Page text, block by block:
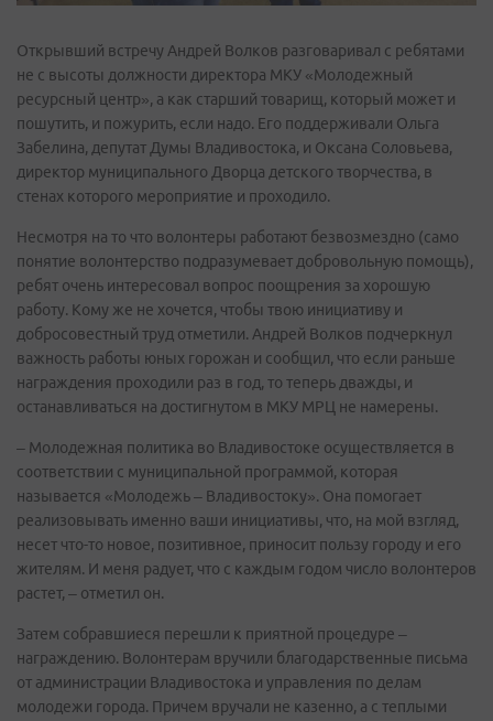
Открывший встречу Андрей Волков разговаривал с ребятами
не с высоты должности директора МКУ «Молодежный
ресурсный центр», а как старший товарищ, который может и
пошутить, и пожурить, если надо. Его поддерживали Ольга
Забелина, депутат Думы Владивостока, и Оксана Соловьева,
директор муниципального Дворца детского творчества, в
стенах которого мероприятие и проходило.
Несмотря на то что волонтеры работают безвозмездно (само
понятие волонтерство подразумевает добровольную помощь),
ребят очень интересовал вопрос поощрения за хорошую
работу. Кому же не хочется, чтобы твою инициативу и
добросовестный труд отметили. Андрей Волков подчеркнул
важность работы юных горожан и сообщил, что если раньше
награждения проходили раз в год, то теперь дважды, и
останавливаться на достигнутом в МКУ МРЦ не намерены.
– Молодежная политика во Владивостоке осуществляется в
соответствии с муниципальной программой, которая
называется «Молодежь – Владивостоку». Она помогает
реализовывать именно ваши инициативы, что, на мой взгляд,
несет что-то новое, позитивное, приносит пользу городу и его
жителям. И меня радует, что с каждым годом число волонтеров
растет, – отметил он.
Затем собравшиеся перешли к приятной процедуре –
награждению. Волонтерам вручили благодарственные письма
от администрации Владивостока и управления по делам
молодежи города. Причем вручали не казенно, а с теплыми